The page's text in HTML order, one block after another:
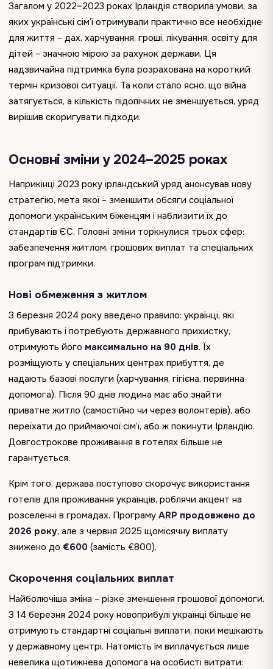
Загалом у 2022–2023 роках Ірландія створила умови, за
яких українські сім’ї отримували практично все необхідне
для життя – дах, харчування, гроші, лікування, освіту для
дітей – значною мірою за рахунок держави. Ця
надзвичайна підтримка була розрахована на короткий
термін кризової ситуації. Та коли стало ясно, що війна
затягується, а кількість підопічних не зменшується, уряд
вирішив скоригувати підходи.
Основні зміни у 2024–2025 роках
Наприкінці 2023 року ірландський уряд анонсував нову
стратегію, мета якої – зменшити обсяги соціальної
допомоги українським біженцям і наблизити їх до
стандартів ЄС. Головні зміни торкнулися трьох сфер:
забезпечення житлом, грошових виплат та спеціальних
програм підтримки.
Нові обмеження з житлом
З березня 2024 року введено правило: українці, які
прибувають і потребують державного прихистку,
отримують його максимально на 90 днів. Їх
розміщують у спеціальних центрах прибуття, де
надають базові послуги (харчування, гігієна, первинна
допомога). Після 90 днів людина має або знайти
приватне житло (самостійно чи через волонтерів), або
переїхати до приймаючої сім’ї, або ж покинути Ірландію.
Довгострокове проживання в готелях більше не
гарантується.
Крім того, держава поступово скорочує використання
готелів для проживання українців, роблячи акцент на
розселенні в громадах. Програму ARP продовжено до
2026 року, але з червня 2025 щомісячну виплату
знижено до €600 (замість €800).
Скорочення соціальних виплат
Найболючіша зміна – різке зменшення грошової допомоги.
З 14 березня 2024 року новоприбулі українці більше не
отримують стандартні соціальні виплати, поки мешкають
у державному центрі. Натомість їм виплачується лише
невелика щотижнева допомога на особисті витрати: